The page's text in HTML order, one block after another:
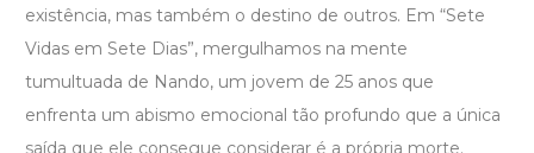
existência, mas também o destino de outros. Em “Sete
Vidas em Sete Dias”, mergulhamos na mente
tumultuada de Nando, um jovem de 25 anos que
enfrenta um abismo emocional tão profundo que a única
saída que ele consegue considerar é a própria morte.